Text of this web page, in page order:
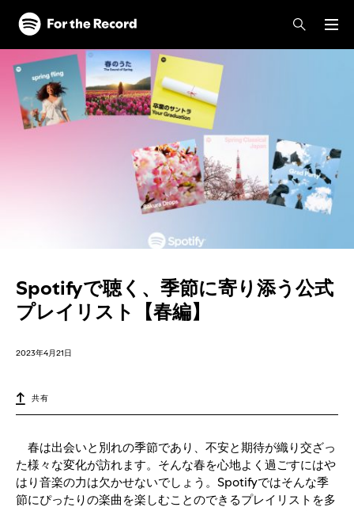
Spotifyで聴く、季節に寄り添う公式
プレイリスト【春編】
2023年4月21日
共有
春は出会いと別れの季節であり、不安と期待が織り交ざっ
た様々な変化が訪れます。そんな春を心地よく過ごすにはや
はり音楽の力は欠かせないでしょう。Spotifyではそんな季
節にぴったりの楽曲を楽しむことのできるプレイリストを多